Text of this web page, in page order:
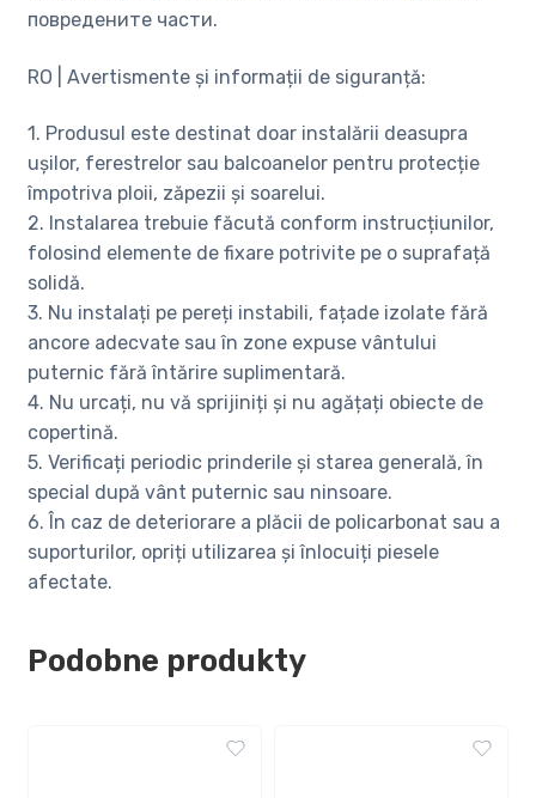
повредените части.
RO | Avertismente și informații de siguranță:
1. Produsul este destinat doar instalării deasupra
ușilor, ferestrelor sau balcoanelor pentru protecție
împotriva ploii, zăpezii și soarelui.
2. Instalarea trebuie făcută conform instrucțiunilor,
folosind elemente de fixare potrivite pe o suprafață
solidă.
3. Nu instalați pe pereți instabili, fațade izolate fără
ancore adecvate sau în zone expuse vântului
puternic fără întărire suplimentară.
4. Nu urcați, nu vă sprijiniți și nu agățați obiecte de
copertină.
5. Verificați periodic prinderile și starea generală, în
special după vânt puternic sau ninsoare.
6. În caz de deteriorare a plăcii de policarbonat sau a
suporturilor, opriți utilizarea și înlocuiți piesele
afectate.
Podobne produkty